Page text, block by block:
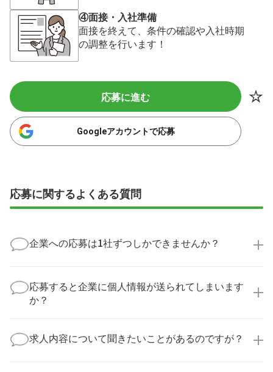
④面接・入社準備
面接を終えて、条件の確認や入社時期
の調整を行います！
応募に進む
Googleアカウントで応募
応募に関するよくある質問
企業への応募は1社ずつしかできませんか？
実際に医療キャリアナビを利用して転職に成功した方
の多くは、複数応募して自分に合った職場を選ばれて
います。
応募すると企業に個人情報が送られてしまいます
か？
業様に個人情報が送られることはありません！
より詳細な求人情報をご確認いただいた上で、転職希
求人内容について聞きたいことがあるのですが？